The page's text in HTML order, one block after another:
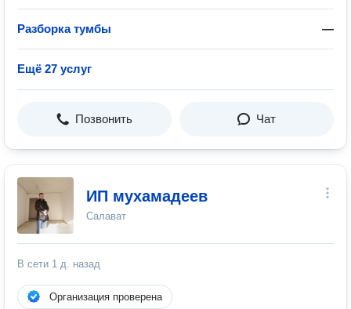
Разборка тумбы —
Ещё 27 услуг
Позвонить Чат
ИП мухамадеев
Салават
В сети 1 д. назад
Организация проверена